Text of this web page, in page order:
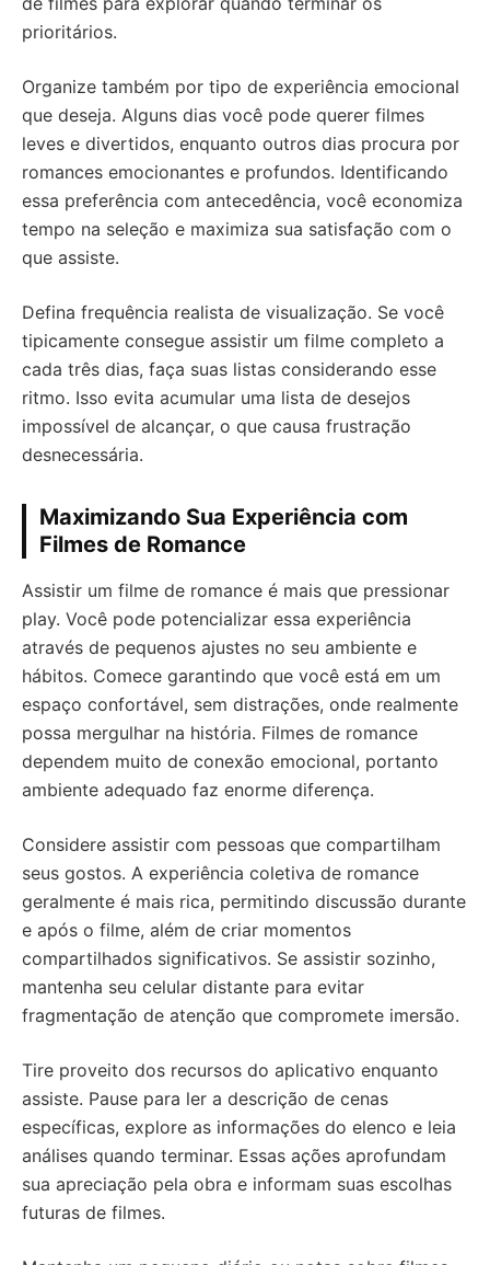
prioritários.
Organize também por tipo de experiência emocional
que deseja. Alguns dias você pode querer filmes
leves e divertidos, enquanto outros dias procura por
romances emocionantes e profundos. Identificando
essa preferência com antecedência, você economiza
tempo na seleção e maximiza sua satisfação com o
que assiste.
Defina frequência realista de visualização. Se você
tipicamente consegue assistir um filme completo a
cada três dias, faça suas listas considerando esse
ritmo. Isso evita acumular uma lista de desejos
impossível de alcançar, o que causa frustração
desnecessária.
Maximizando Sua Experiência com
Filmes de Romance
Assistir um filme de romance é mais que pressionar
play. Você pode potencializar essa experiência
através de pequenos ajustes no seu ambiente e
hábitos. Comece garantindo que você está em um
espaço confortável, sem distrações, onde realmente
possa mergulhar na história. Filmes de romance
dependem muito de conexão emocional, portanto
ambiente adequado faz enorme diferença.
Considere assistir com pessoas que compartilham
seus gostos. A experiência coletiva de romance
geralmente é mais rica, permitindo discussão durante
e após o filme, além de criar momentos
compartilhados significativos. Se assistir sozinho,
mantenha seu celular distante para evitar
fragmentação de atenção que compromete imersão.
Tire proveito dos recursos do aplicativo enquanto
assiste. Pause para ler a descrição de cenas
específicas, explore as informações do elenco e leia
análises quando terminar. Essas ações aprofundam
sua apreciação pela obra e informam suas escolhas
futuras de filmes.